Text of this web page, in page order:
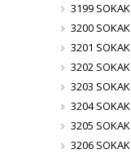
3199 SOKAK
3200 SOKAK
3201 SOKAK
3202 SOKAK
3203 SOKAK
3204 SOKAK
3205 SOKAK
3206 SOKAK